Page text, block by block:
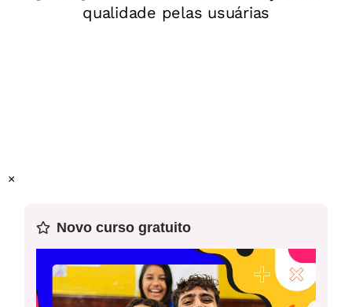
segregação socioespacial em ambientes urbanos da
alagados e zona de riscos.
×
Novo curso gratuito